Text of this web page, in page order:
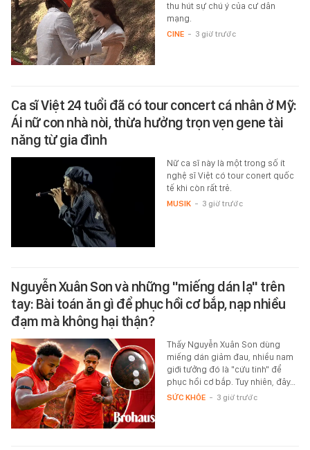
thu hút sự chú ý của cư dân
mạng.
CINE - 3 giờ trước
Ca sĩ Việt 24 tuổi đã có tour concert cá nhân ở Mỹ:
Ái nữ con nhà nòi, thừa hưởng trọn vẹn gene tài
năng từ gia đình
Nữ ca sĩ này là một trong số ít
nghệ sĩ Việt có tour conert quốc
tế khi còn rất trẻ.
MUSIK - 3 giờ trước
Nguyễn Xuân Son và những "miếng dán lạ" trên
tay: Bài toán ăn gì để phục hồi cơ bắp, nạp nhiều
đạm mà không hại thận?
Thấy Nguyễn Xuân Son dùng
miếng dán giảm đau, nhiều nam
giới tưởng đó là "cứu tinh" để
phục hồi cơ bắp. Tuy nhiên, đây…
SỨC KHỎE - 3 giờ trước